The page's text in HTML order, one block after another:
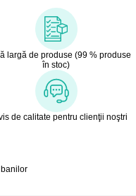
largă de produse (99 % produse
în stoc)
de calitate pentru clienţii noştri